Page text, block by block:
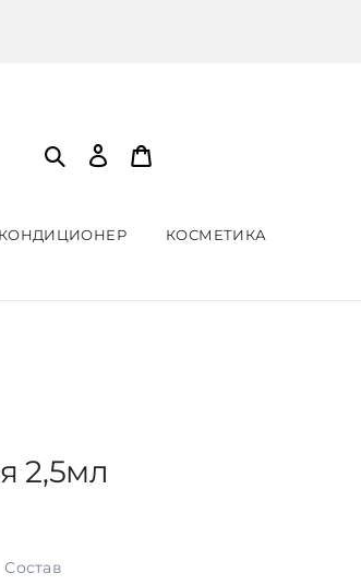
КОНДИЦИОНЕР
КОСМЕТИКА
2,5мл
Состав